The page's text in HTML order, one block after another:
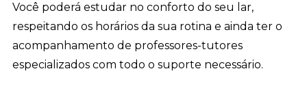
Você poderá estudar no conforto do seu lar,
respeitando os horários da sua rotina e ainda ter o
acompanhamento de professores-tutores
especializados com todo o suporte necessário.